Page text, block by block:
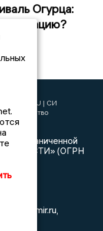
Огурца:
| СИ
агентство
с ограниченной
НОВОСТИ» (ОГРН